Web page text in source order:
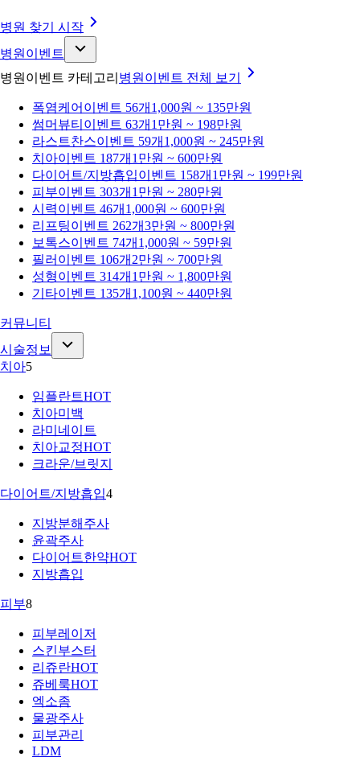
병원 찾기 시작
병원이벤트
병원이벤트 카테고리 병원이벤트 전체 보기
폭염케어 이벤트 56개 1,000원 ~ 135만원
썸머뷰티 이벤트 63개 1만원 ~ 198만원
라스트찬스이벤트 59개 1,000원 ~ 245만원
치아이벤트 187개 1만원 ~ 600만원
다이어트/지방흡입이벤트 158개 1만원 ~ 199만원
피부이벤트 303개 1만원 ~ 280만원
시력이벤트 46개 1,000원 ~ 600만원
리프팅이벤트 262개3만원 ~ 800만원
보톡스이벤트 74개 1,000원 ~ 59만원
필러 이벤트 106개 2만원 ~ 700만원
성형이벤트 314개 1만원 ~ 1,800만원
기타이벤트 135개 1,100원 ~ 440만원
커뮤니티
시술정보
치아5
임플란트HOT
치아미백
라미네이트
치아교정HOT
크라운/브릿지
다이어트/지방흡입4
지방분해주사
윤곽주사
다이어트한약HOT
지방흡입
피부8
피부레이저
스킨부스터
리쥬란HOT
쥬베룩HOT
엑소좀
물광주사
피부관리
LDM